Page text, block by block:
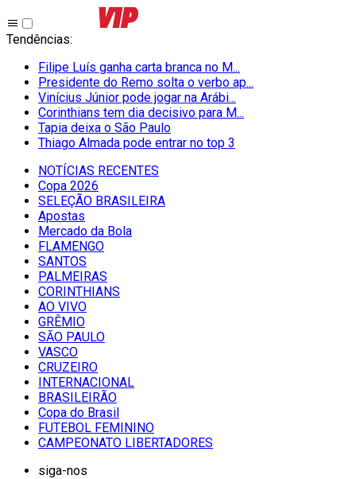
Tendências:
Filipe Luís ganha carta branca no M...
Presidente do Remo solta o verbo ap...
Vinícius Júnior pode jogar na Arábi...
Corinthians tem dia decisivo para M...
Tapia deixa o São Paulo
Thiago Almada pode entrar no top 3
NOTÍCIAS RECENTES
Copa 2026
SELEÇÃO BRASILEIRA
Apostas
Mercado da Bola
FLAMENGO
SANTOS
PALMEIRAS
CORINTHIANS
AO VIVO
GRÊMIO
SĀO PAULO
VASCO
CRUZEIRO
INTERNACIONAL
BRASILEIRÃO
Copa do Brasil
FUTEBOL FEMININO
CAMPEONATO LIBERTADORES
siga-nos